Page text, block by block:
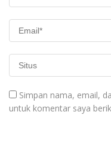
Simpan nama, email,
untuk komentar saya